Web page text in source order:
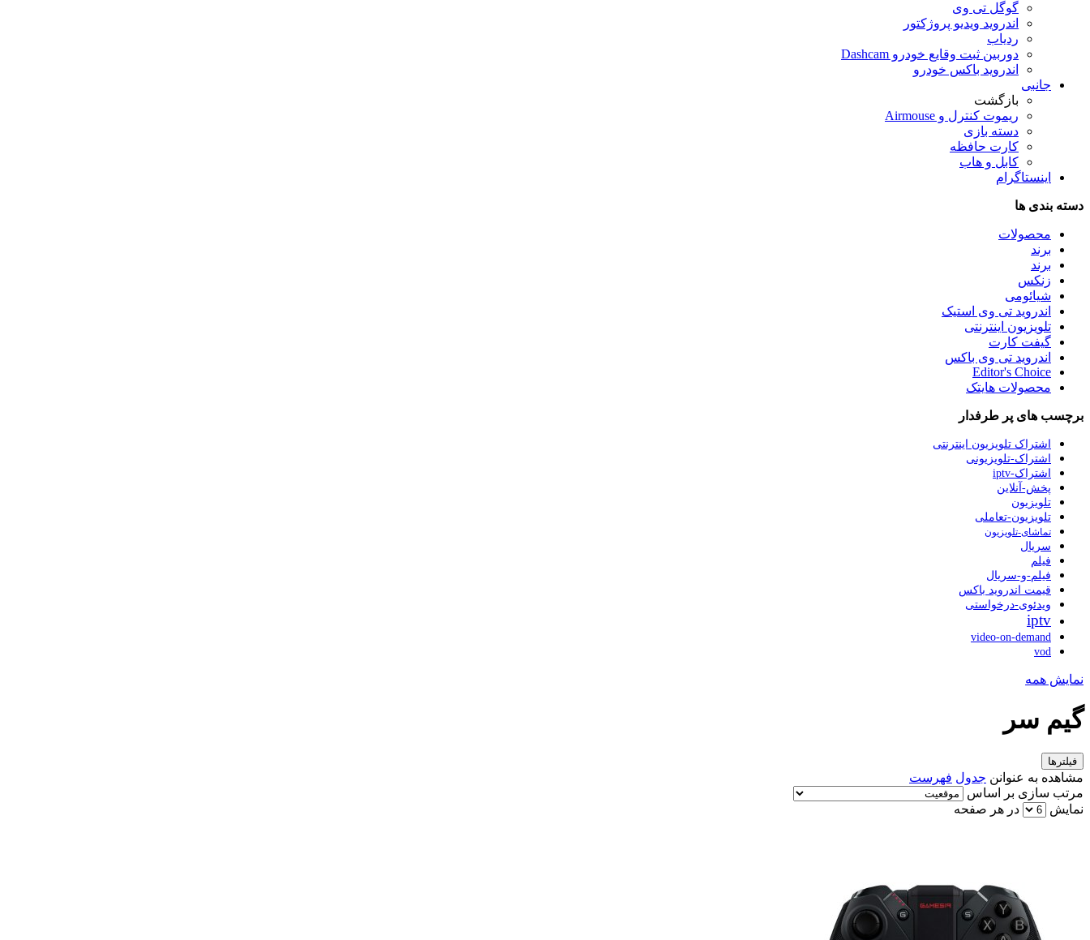
گوگل تی وی
اندروید ویدیو پروژکتور
ردیاب
دوربین ثبت وقایع خودرو Dashcam
اندروید باکس خودرو
جانبی
بازگشت
ریموت کنترل و Airmouse
دسته بازی
کارت حافظه
کابل و هاب
اینستاگرام
دسته بندی ها
محصولات
برند
برند
زنکس
شیائومی
اندروید تی وی استیک
تلویزیون اینترنتی
گیفت کارت
اندروید تی وی باکس
Editor's Choice
محصولات هایتک
برچسب های پر طرفدار
اشتراک تلویزیون اینترنتی
اشتراک-تلویزیونی
اشتراک-iptv
پخش-آنلاین
تلویزیون
تلویزیون-تعاملی
تماشای-تلویزیون
سریال
فیلم
فیلم-و-سریال
قیمت اندروید باکس
ویدئوی-درخواستی
iptv
video-on-demand
vod
نمایش همه
گیم سر
فیلترها
مشاهده به عنوانن جدول فهرست
مرتب سازی بر اساس
نمایش
در هر صفحه